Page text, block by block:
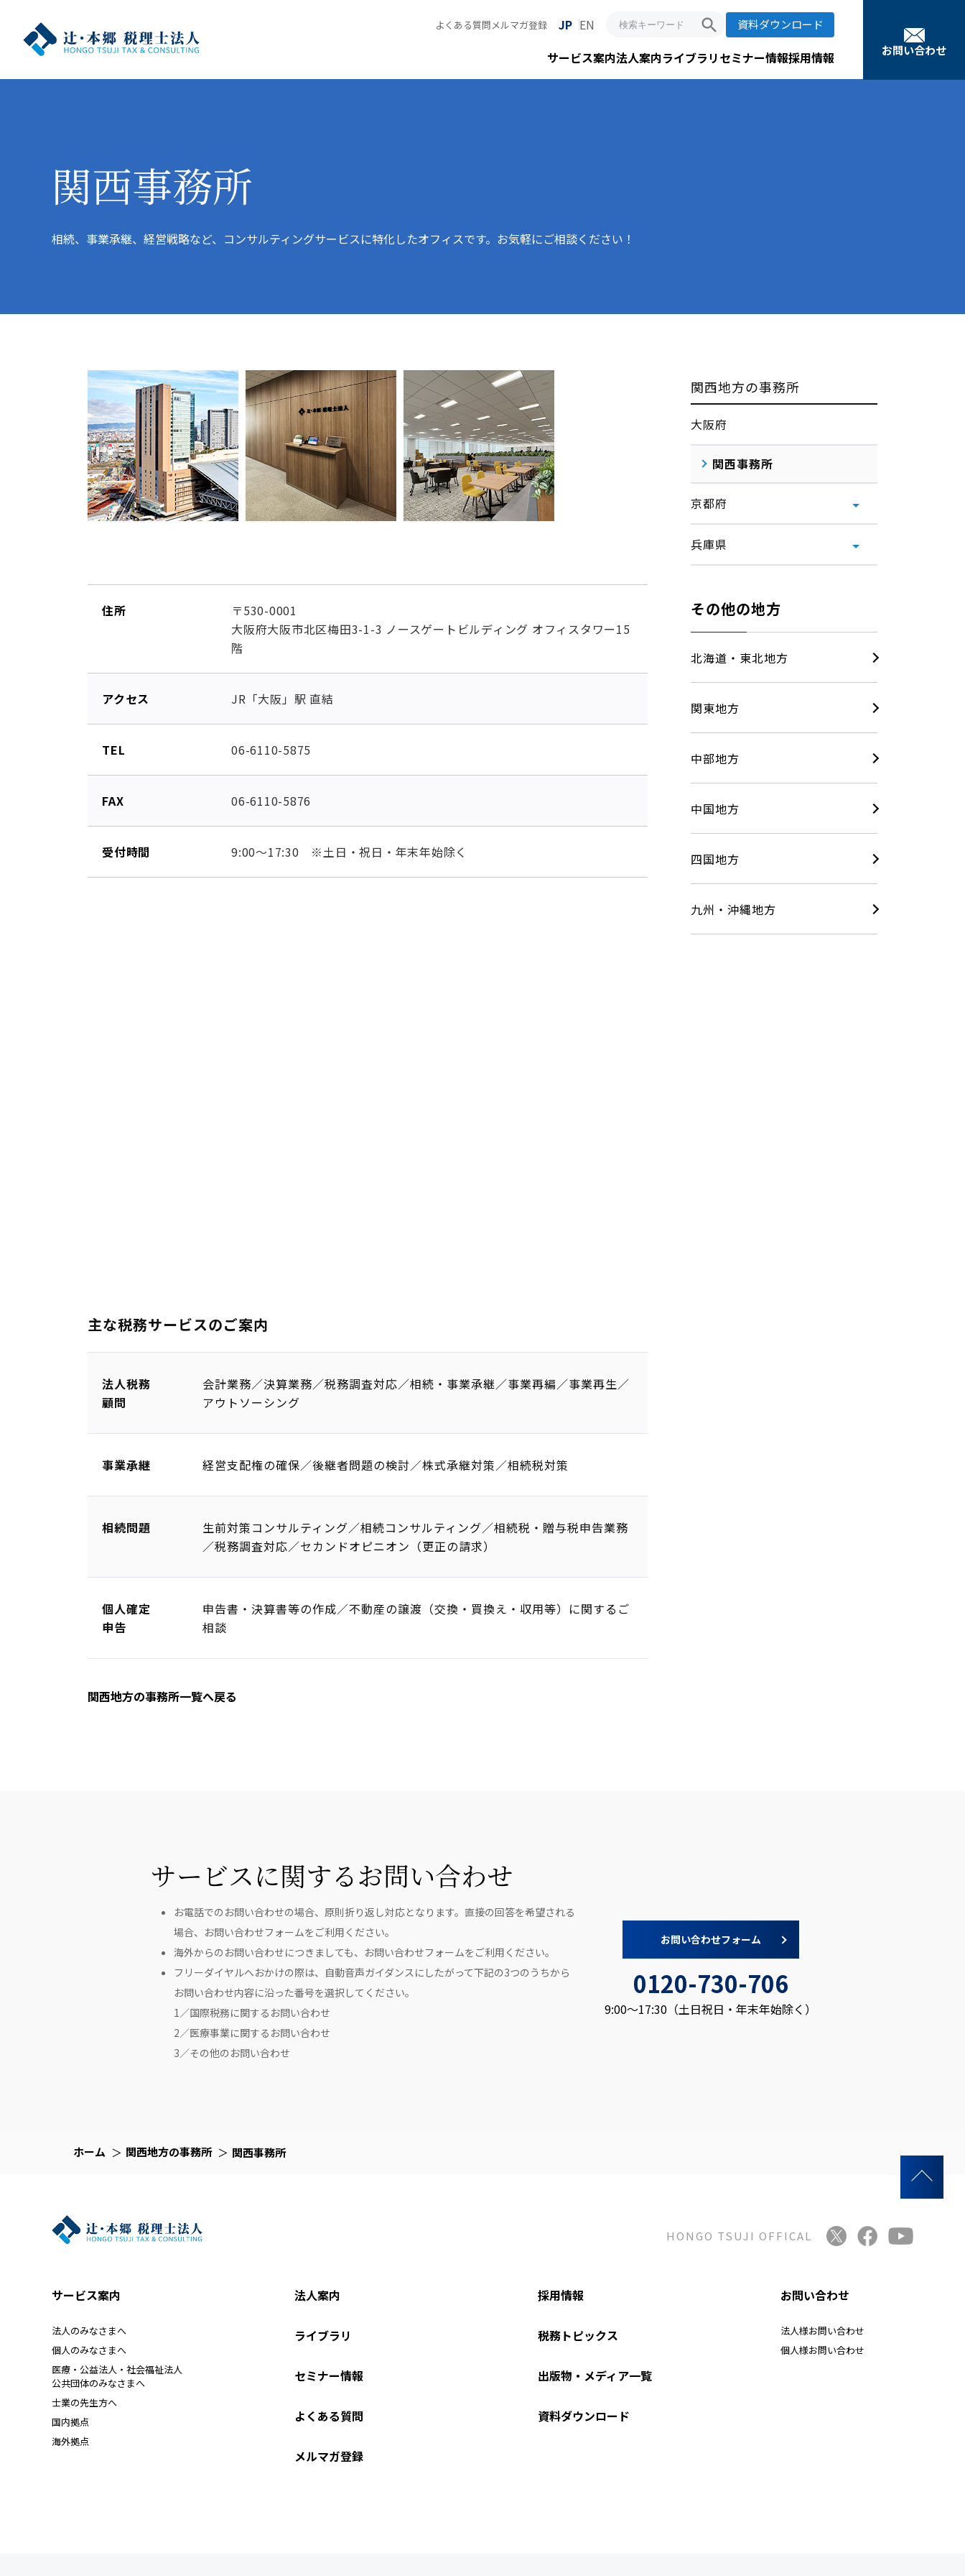
よくある質問 メルマガ登録 JP EN search 資料ダウンロード
サービス案内法人案内ライブラリセミナー情報採用情報 お問い合わせ
関西事務所
相続、事業承継、経営戦略など、コンサルティングサービスに特化したオフィスです。お気軽にご相談ください！
住所
〒530-0001
大阪府大阪市北区梅田3-1-3 ノースゲートビルディング オフィスタワー15
階
アクセス JR「大阪」駅 直結
TEL 06-6110-5875
FAX 06-6110-5876
受付時間 9:00～17:30 ※土日・祝日・年末年始除く
主な税務サービスのご案内
法人税務
顧問
会計業務／決算業務／税務調査対応／相続・事業承継／事業再編／事業再生／
アウトソーシング
事業承継 経営支配権の確保／後継者問題の検討／株式承継対策／相続税対策
相続問題
生前対策コンサルティング／相続コンサルティング／相続税・贈与税申告業務
／税務調査対応／セカンドオピニオン（更正の請求）
個人確定
申告
申告書・決算書等の作成／不動産の譲渡（交換・買換え・収用等）に関するご
相談
関西地方の事務所一覧へ戻る
関西地方の事務所
大阪府
関西事務所
京都府
兵庫県
その他の地方
北海道・東北地方
関東地方
中部地方
中国地方
四国地方
九州・沖縄地方
サービスに関するお問い合わせ
お電話でのお問い合わせの場合、原則折り返し対応となります。直接の回答を希望される
場合、お問い合わせフォームをご利用ください。
海外からのお問い合わせにつきましても、お問い合わせフォームをご利用ください。
フリーダイヤルへおかけの際は、自動音声ガイダンスにしたがって下記の3つのうちから
お問い合わせ内容に沿った番号を選択してください。
1／国際税務に関するお問い合わせ
2／医療事業に関するお問い合わせ
3／その他のお問い合わせ
お問い合わせフォーム
0120-730-706
9:00～17:30（土日祝日・年末年始除く）
ホーム 関西地方の事務所 関西事務所
HONGO TSUJI OFFICAL
サービス案内
法人のみなさまへ
個人のみなさまへ
医療・公益法人・社会福祉法人
公共団体のみなさまへ
士業の先生方へ
国内拠点
海外拠点
法人案内
ライブラリ
セミナー情報
よくある質問
メルマガ登録
採用情報
税務トピックス
出版物・メディア一覧
資料ダウンロード
お問い合わせ
法人様お問い合わせ
個人様お問い合わせ